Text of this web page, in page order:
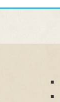
■
■